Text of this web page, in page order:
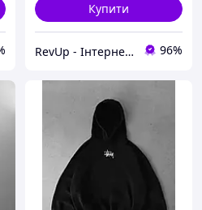
Купити
RevUp - Інтернет магазин стильних товарів 96%